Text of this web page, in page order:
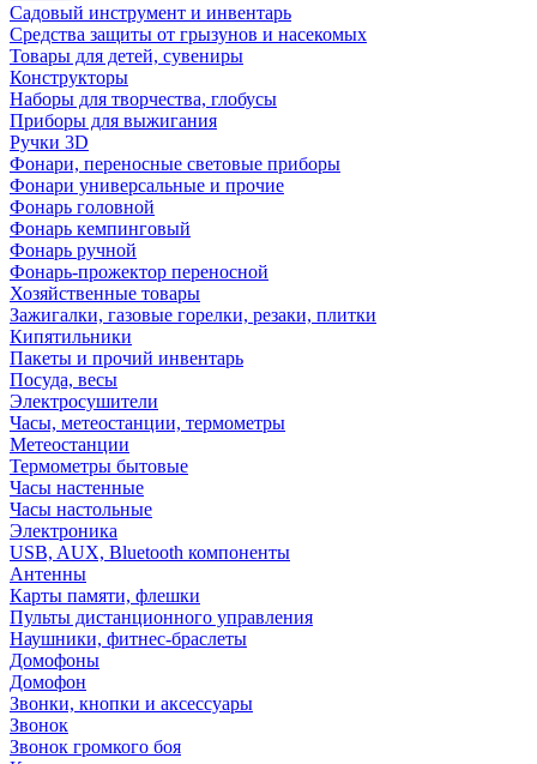
Садовый инструмент и инвентарь
Средства защиты от грызунов и насекомых
Товары для детей, сувениры
Конструкторы
Наборы для творчества, глобусы
Приборы для выжигания
Ручки 3D
Фонари, переносные световые приборы
Фонари универсальные и прочие
Фонарь головной
Фонарь кемпинговый
Фонарь ручной
Фонарь-прожектор переносной
Хозяйственные товары
Зажигалки, газовые горелки, резаки, плитки
Кипятильники
Пакеты и прочий инвентарь
Посуда, весы
Электросушители
Часы, метеостанции, термометры
Метеостанции
Термометры бытовые
Часы настенные
Часы настольные
Электроника
USB, AUX, Bluetooth компоненты
Антенны
Карты памяти, флешки
Пульты дистанционного управления
Наушники, фитнес-браслеты
Домофоны
Домофон
Звонки, кнопки и аксессуары
Звонок
Звонок громкого боя